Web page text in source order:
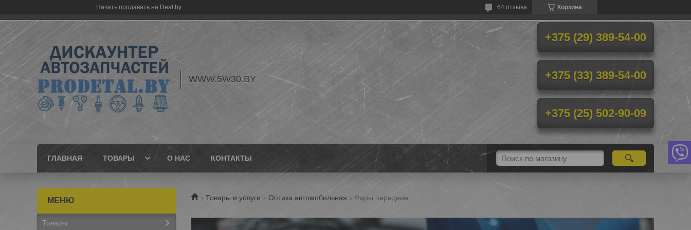
Начать продавать на Deal.by Корзина
64 отзыва
WWW.5W30.BY
+375 (29) 389-54-00
+375 (33) 389-54-00
+375 (25) 502-90-09
ГЛАВНАЯ ТОВАРЫ О НАС КОНТАКТЫ
Товары и услуги Оптика автомобильная Фары передние
Товары